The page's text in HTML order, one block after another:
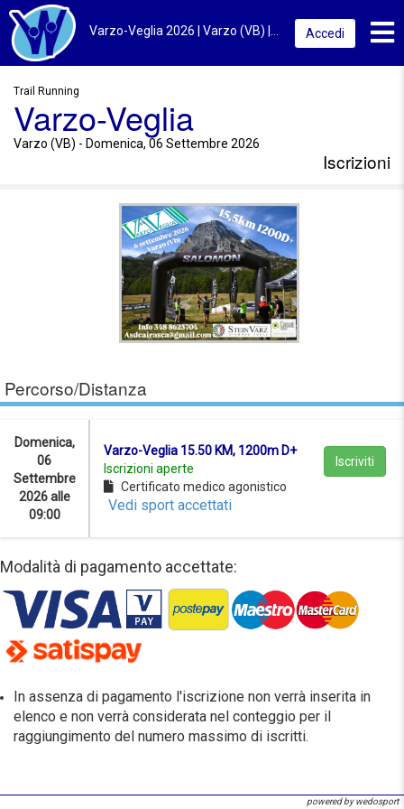
Accedi
Trail Running
Varzo-Veglia
Varzo (VB) - Domenica, 06 Settembre 2026
Iscrizioni
Percorso/Distanza
Domenica,
06
Settembre
2026 alle
09:00
Varzo-Veglia 15.50 KM, 1200m D+
Iscrizioni aperte
Certificato medico agonistico
Vedi sport accettati
Iscriviti
Modalità di pagamento accettate:
In assenza di pagamento l'iscrizione non verrà inserita in
elenco e non verrà considerata nel conteggio per il
raggiungimento del numero massimo di iscritti.
powered by wedosport